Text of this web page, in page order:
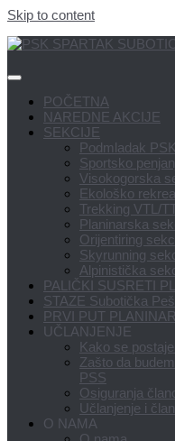
Skip to content
POČETNA
NAREDNE AKCIJE
SEKCIJE
Podmladak
Sportsko
Visokogorska
Ekološko
Trekking VTL/
Planinarska
Orijentiring
Skyrunning
Alpinistička
PALIČKI SUSRETI
STAZE Subotička
PRVI PUT
UČLANJENJE
Kako se
Zašto da
PSS
Osiguranja
Učlanjenje i
O NAMA